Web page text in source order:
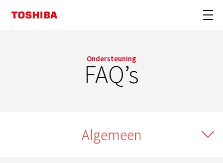
Ondersteuning
FAQ’s
Algemeen